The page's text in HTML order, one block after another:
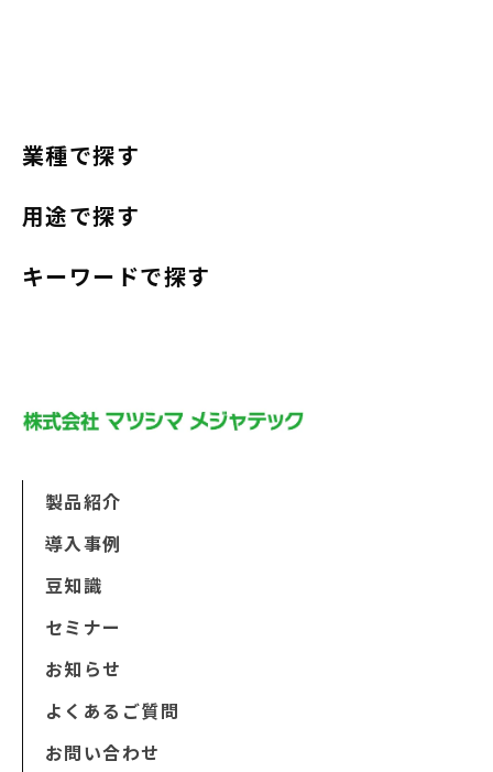
業種で探す
用途で探す
キーワードで探す
製品紹介
導入事例
豆知識
セミナー
お知らせ
よくあるご質問
お問い合わせ